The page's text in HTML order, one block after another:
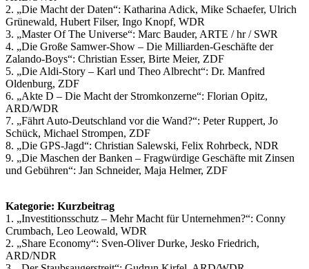
2. „Die Macht der Daten“: Katharina Adick, Mike Schaefer, Ulrich
Grünewald, Hubert Filser, Ingo Knopf, WDR
3. „Master Of The Universe“: Marc Bauder, ARTE / hr / SWR
4. „Die Große Samwer-Show – Die Milliarden-Geschäfte der
Zalando-Boys“: Christian Esser, Birte Meier, ZDF
5. „Die Aldi-Story – Karl und Theo Albrecht“: Dr. Manfred
Oldenburg, ZDF
6. „Akte D – Die Macht der Stromkonzerne“: Florian Opitz,
ARD/WDR
7. „Fährt Auto-Deutschland vor die Wand?“: Peter Ruppert, Jo
Schück, Michael Strompen, ZDF
8. „Die GPS-Jagd“: Christian Salewski, Felix Rohrbeck, NDR
9. „Die Maschen der Banken – Fragwürdige Geschäfte mit Zinsen
und Gebühren“: Jan Schneider, Maja Helmer, ZDF
Kategorie: Kurzbeitrag
1. „Investitionsschutz – Mehr Macht für Unternehmen?“: Conny
Crumbach, Leo Leowald, WDR
2. „Share Economy“: Sven-Oliver Durke, Jesko Friedrich,
ARD/NDR